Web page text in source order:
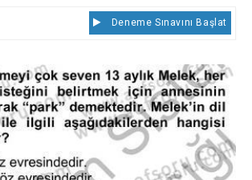
Deneme Sınavını Başlat